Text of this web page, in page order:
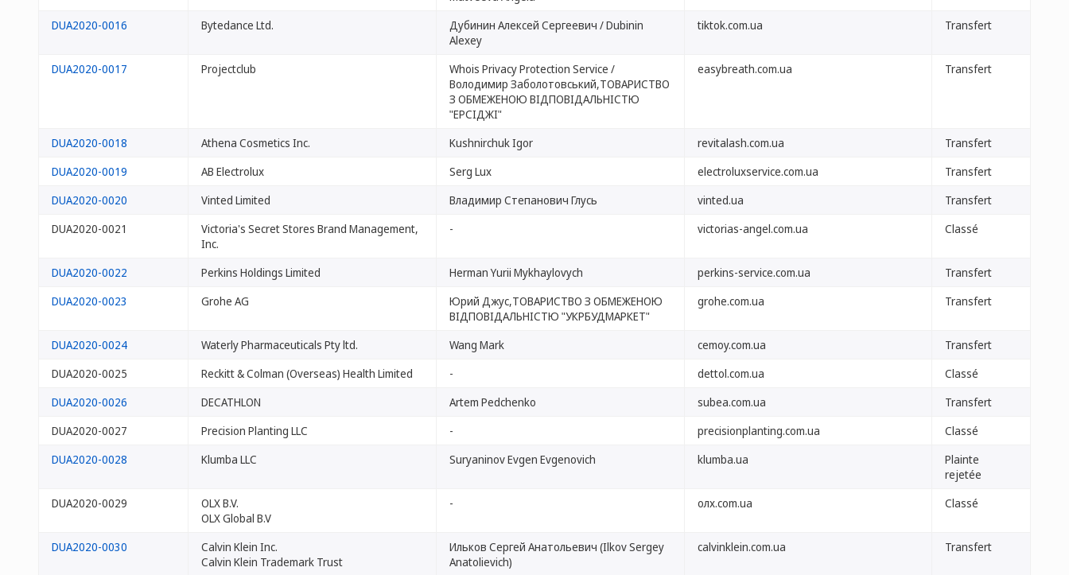
DUA2020-0016 Bytedance Ltd.
Дубинин Алексей Сергеевич / Dubinin
Alexey
tiktok.com.ua Transfert
DUA2020-0017 Projectclub
Whois Privacy Protection Service /
Володимир Заболотовський,ТОВАРИСТВО
З ОБМЕЖЕНОЮ ВІДПОВІДАЛЬНІСТЮ
"ЕРСІДЖІ"
easybreath.com.ua Transfert
DUA2020-0018 Athena Cosmetics Inc. Kushnirchuk Igor revitalash.com.ua
Transfert
DUA2020-0019
AB Electrolux Serg Lux electroluxservice.com.ua
Transfert
DUA2020-0020
Vinted Limited Владимир Степанович Глусь vinted.ua
Transfert
DUA2020-0021
Victoria's Secret Stores Brand Management,
Inc.
- victorias-angel.com.ua Classé
DUA2020-0022 Perkins Holdings Limited Herman Yurii Mykhaylovych perkins-service.com.ua
Transfert
DUA2020-0023
Grohe AG
Юрий Джус,ТОВАРИСТВО З ОБМЕЖЕНОЮ
ВІДПОВІДАЛЬНІСТЮ "УКРБУДМАРКЕТ"
grohe.com.ua Transfert
DUA2020-0024 Waterly Pharmaceuticals Pty ltd. Wang Mark cemoy.com.ua
Transfert
DUA2020-0025
Reckitt & Colman (Overseas) Health Limited - dettol.com.ua
Classé
DUA2020-0026
DECATHLON Artem Pedchenko subea.com.ua
Transfert
DUA2020-0027
Precision Planting LLC - precisionplanting.com.ua
Classé
DUA2020-0028
Klumba LLC Suryaninov Evgen Evgenovich klumba.ua
Plainte
rejetée
DUA2020-0029
OLX B.V.
OLX Global B.V
- олх.com.ua Classé
DUA2020-0030
Calvin Klein Inc.
Calvin Klein Trademark Trust
Ильков Сергей Анатольевич (Ilkov Sergey
Anatolievich)
calvinklein.com.ua Transfert